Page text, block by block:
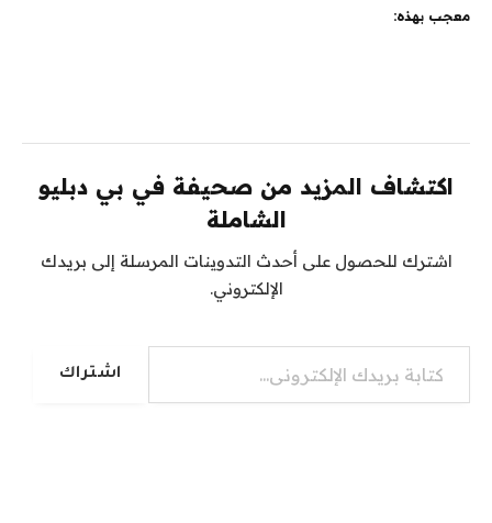
معجب بهذه:
اكتشاف المزيد من صحيفة في بي دبليو
الشاملة
اشترك للحصول على أحدث التدوينات المرسلة إلى بريدك
الإلكتروني.
كتابة بريدك الإلكتروني...
اشتراك